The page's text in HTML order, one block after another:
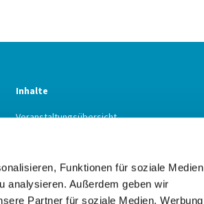
Funktionen für soziale Medien
analysieren. Außerdem geben wir
Partner für soziale Medien, Werbung
Inhalte
Veranstaltungsübersicht